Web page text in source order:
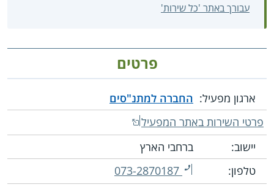
עבורך באתר 'כל שירות'
פרטים
ארגון מפעיל: החברה למתנ"סים
פרטי השירות באתר המפעיל
יישוב:
ברחבי הארץ
טלפון:
073-2870187